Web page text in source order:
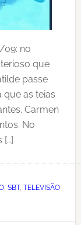
09: no
que
passe
que as teias
Carmen
No
[…]
, SBT, TELEVISÃO